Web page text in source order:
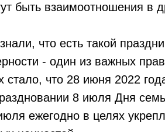
быть взаимоотношения в
что есть такой
- один из важных
стало, что 28 июня 2022
8 июля Дня
ежегодно в целях